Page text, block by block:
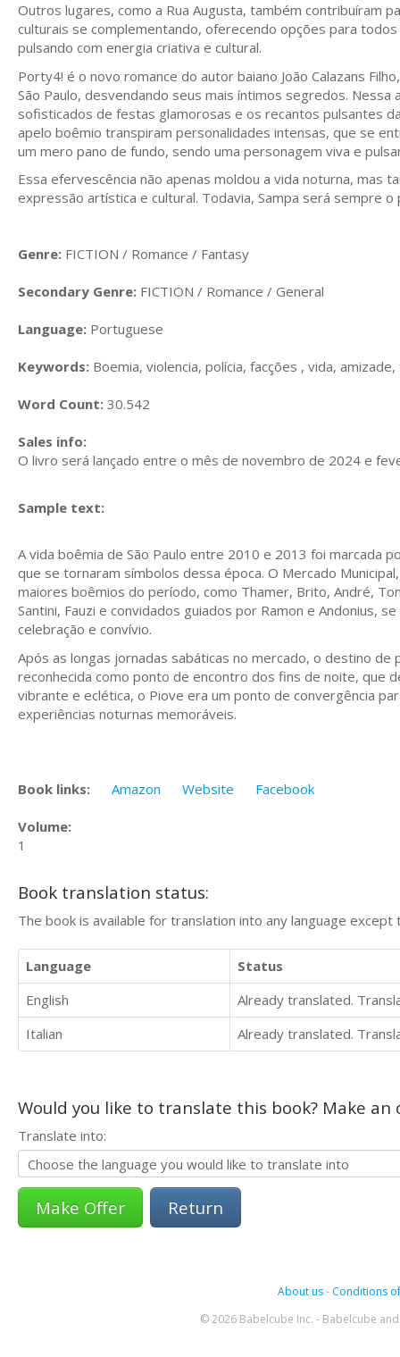
Outros lugares, como a Rua Augusta, também contribuíram
culturais se complementando, oferecendo opções para
pulsando com energia criativa e cultural.
Porty4! é o novo romance do autor baiano João Calazans
São Paulo, desvendando seus mais íntimos segredos.
sofisticados de festas glamorosas e os recantos pulsantes
apelo boêmio transpiram personalidades intensas, que se
um mero pano de fundo, sendo uma personagem viva e
Essa efervescência não apenas moldou a vida noturna, mas
expressão artística e cultural. Todavia, Sampa será sempre
Genre: FICTION / Romance / Fantasy
Secondary Genre: FICTION / Romance / General
Language: Portuguese
Keywords: Boemia, violencia, polícia, facções , vida,
Word Count: 30.542
Sales info:
O livro será lançado entre o mês de novembro de 2024 e
Sample text:
A vida boêmia de São Paulo entre 2010 e 2013 foi marcada
que se tornaram símbolos dessa época. O Mercado
maiores boêmios do período, como Thamer, Brito, André,
Santini, Fauzi e convidados guiados por Ramon e Andonius,
celebração e convívio.
Após as longas jornadas sabáticas no mercado, o destino
reconhecida como ponto de encontro dos fins de noite, que
vibrante e eclética, o Piove era um ponto de convergência
experiências noturnas memoráveis.
Book links: Amazon Website Facebook
Volume:
1
Book translation status:
The book is available for translation into any language
Language
Status
English
Already translated.
Italian
Already translated.
Would you like to translate this book? Make
Translate into:
Return
About us- Conditions
© 2026 Babelcube Inc. - Babelcube